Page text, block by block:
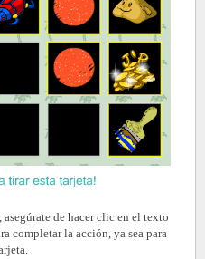
de hacer clic en el texto
completar la acción, ya sea para